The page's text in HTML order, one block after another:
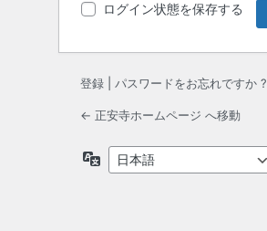
ログイン状態を保存する
登録 パスワードをお忘れですか ?
← 正安寺ホームページ へ移動
語